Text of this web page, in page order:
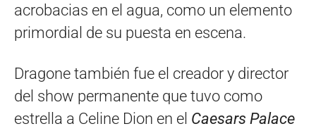
acrobacias en el agua, como un elemento
primordial de su puesta en escena.
Dragone también fue el creador y director
del show permanente que tuvo como
estrella a Celine Dion en el Caesars Palace